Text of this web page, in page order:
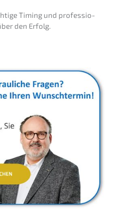
Timing und profes­sio­
den Erfolg.